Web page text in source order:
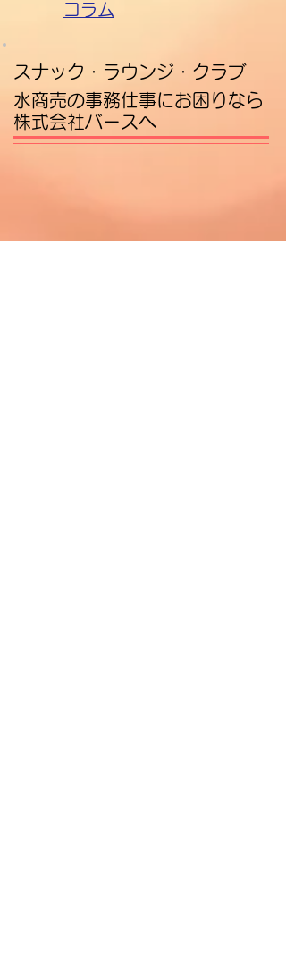
コラム
​スナック・ラウンジ・クラブ
水商売の事務仕事にお困りなら
株式会社バースへ